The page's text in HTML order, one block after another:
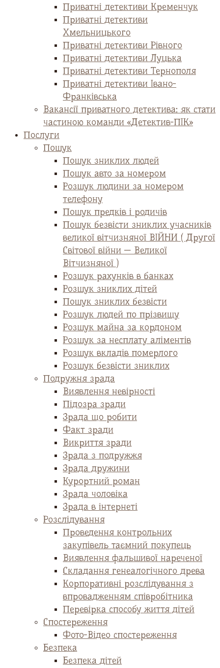
Приватні детективи Кременчук
Приватні детективи
Хмельницького
Приватні детективи Рівного
Приватні детективи Луцька
Приватні детективи Тернополя
Приватні детективи Івано-
Франківська
Вакансії приватного детектива: як стати
частиною команди «Детектив-ПІК»
Послуги
Пошук
Пошук зниклих людей
Пошук авто за номером
Розшук людини за номером
телефону
Пошук предків і родичів
Пошук безвісти зниклих учасників
великої вітчизняної ВІЙНИ ( Другої
Світової війни — Великої
Вітчизняної )
Розшук рахунків в банках
Розшук зниклих дітей
Пошук зниклих безвісти
Розшук людей по прізвищу
Розшук майна за кордоном
Розшук за несплату аліментів
Розшук вкладів померлого
Розшук безвісти зниклих
Подружня зрада
Виявлення невірності
Підозра зради
Зрада що робити
Факт зради
Викриття зради
Зрада з подружжя
Зрада дружини
Курортний роман
Зрада чоловіка
Зрада в інтернеті
Розслідування
Проведення контрольних
закупівель таємний покупець
Виявлення фальшивої нареченої
Складання генеалогічного древа
Корпоративні розслідування з
впровадженням співробітника
Перевірка способу життя дітей
Спостереження
Фото-Відео спостереження
Безпека
Безпека дітей